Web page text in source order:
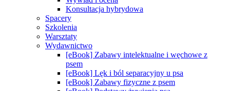
Konsultacja hybrydowa
Spacery
Szkolenia
Warsztaty
Wydawnictwo
[eBook] Zabawy intelektualne i węchowe z
psem
[eBook] Lęk i ból separacyjny u psa
[eBook] Zabawy fizyczne z psem